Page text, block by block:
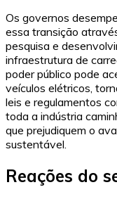
Os governos
essa transição
pesquisa e
infraestrutura de
poder público pode
veículos elétricos,
leis e regulamentos
toda a indústria
que prejudiquem o
sustentável.
Reações do